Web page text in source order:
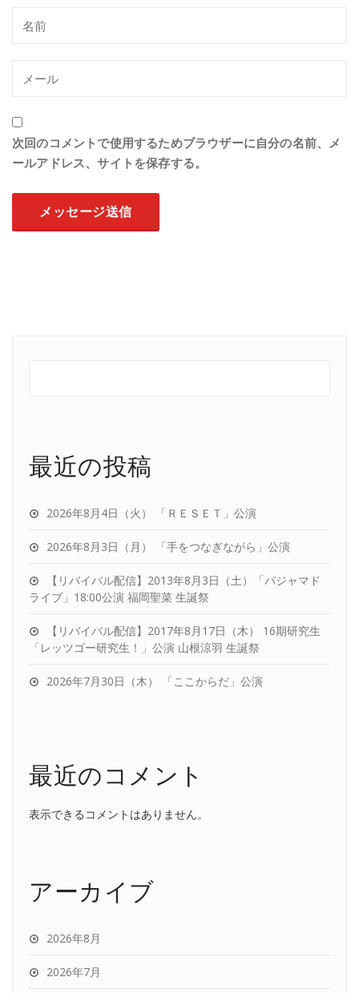
次回のコメントで使用するためブラウザーに自分の名前、メ
ールアドレス、サイトを保存する。
最近の投稿
2026年8月4日（火） 「ＲＥＳＥＴ」公演
2026年8月3日（月） 「手をつなぎながら」公演
【リバイバル配信】2013年8月3日（土）「パジャマド
ライブ」18:00公演 福岡聖菜 生誕祭
【リバイバル配信】2017年8月17日（木） 16期研究生
「レッツゴー研究生！」公演 山根涼羽 生誕祭
2026年7月30日（木） 「ここからだ」公演
最近のコメント
表示できるコメントはありません。
アーカイブ
2026年8月
2026年7月